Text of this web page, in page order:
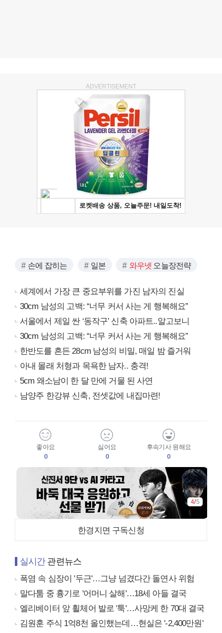
ADVERTISEMENT
손에 잡히는 일본 와우넷 오늘장전략
세계에서 가장 큰 중요부위를 가진 남자의 진실
30cm 남성의 고백: “너무 커서 사는 게 행복해요”
서울에서 제일 싼 ‘동작구’ 신축 아파트..알고보니
30cm 남성의 고백: “너무 커서 사는 게 행복해요”
한반도를 흔든 28cm 남성의 비밀, 매일 밤 즐거워
아내 몰래 처형과 목욕한 남자.. 충격!
5cm 왜소남이 한 달 만에 거물 된 사연
남양주 한강뷰 신축, 전셋값에 내집마련!
좋아요
0
싫어요
0
후속기사 원해요
0
4/5
한경지면 구독신청
실시간관련뉴스
폭염 속 심장이 '두근'…그냥 넘겼다간 돌연사 위험
말다툼 중 흉기로 '어머니 살해'…18세 아들 결국
엘리베이터 앞 휠체어 발로 '툭'…사망케 한 70대 결국
김원훈 주식 1억8천 올인했는데…현실은 '-2,400만원'